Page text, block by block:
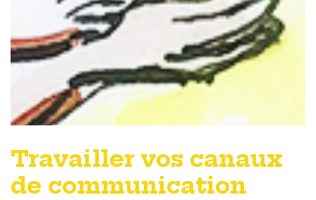
Travailler vos canaux
de communication